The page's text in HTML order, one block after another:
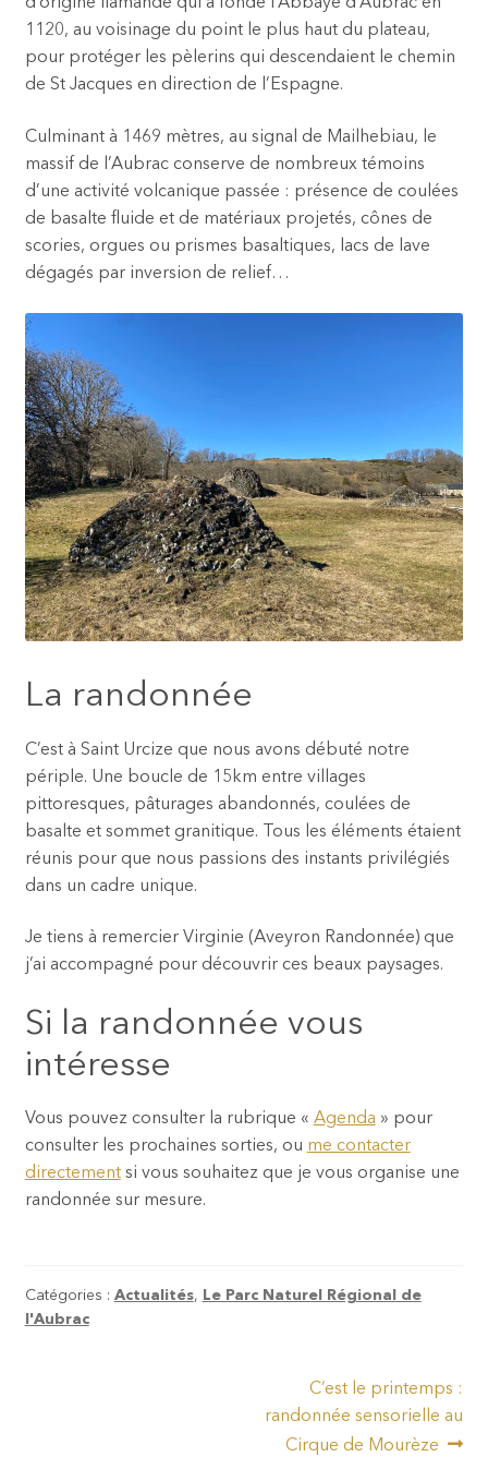
d’origine flamande qui a fondé l’Abbaye d’Aubrac en
1120, au voisinage du point le plus haut du plateau,
pour protéger les pèlerins qui descendaient le chemin
de St Jacques en direction de l’Espagne.
Culminant à 1469 mètres, au signal de Mailhebiau, le
massif de l’Aubrac conserve de nombreux témoins
d’une activité volcanique passée : présence de coulées
de basalte fluide et de matériaux projetés, cônes de
scories, orgues ou prismes basaltiques, lacs de lave
dégagés par inversion de relief…
La randonnée
C’est à Saint Urcize que nous avons débuté notre
périple. Une boucle de 15km entre villages
pittoresques, pâturages abandonnés, coulées de
basalte et sommet granitique. Tous les éléments étaient
réunis pour que nous passions des instants privilégiés
dans un cadre unique.
Je tiens à remercier Virginie (Aveyron Randonnée) que
j’ai accompagné pour découvrir ces beaux paysages.
Si la randonnée vous
intéresse
Vous pouvez consulter la rubrique « Agenda » pour
consulter les prochaines sorties, ou me contacter
directementsi vous souhaitez que je vous organise une
randonnée sur mesure.
Catégories : Actualités, Le Parc Naturel Régional de
l'Aubrac
Article
suivant :
C’est le printemps :
randonnée sensorielle au
Cirque de Mourèze